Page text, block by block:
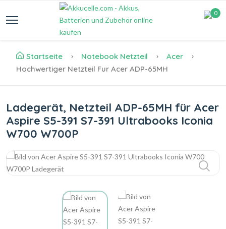
0
Startseite Notebook Netzteil
Acer
Hochwertiger Netzteil Fur Acer ADP-65MH
Ladegerät, Netzteil ADP-65MH für Acer
Aspire S5-391 S7-391 Ultrabooks Iconia
W700 W700P